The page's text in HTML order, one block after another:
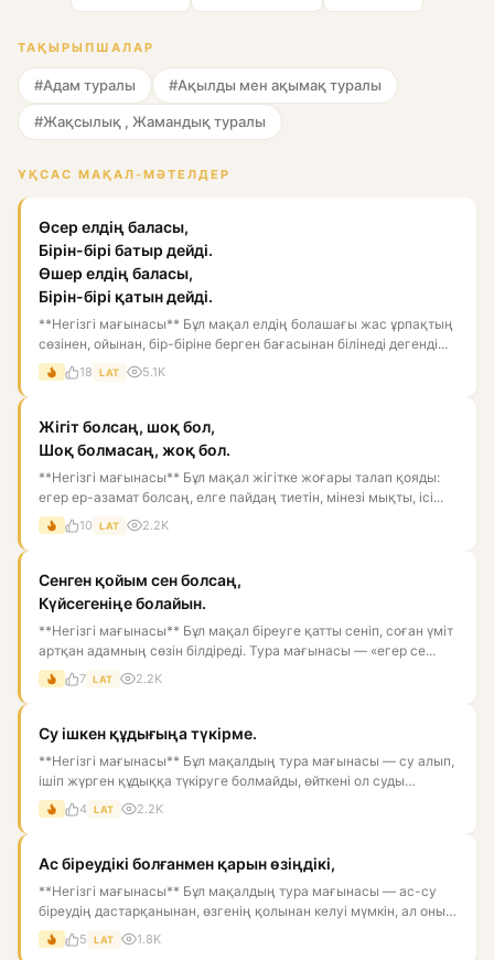
ТАҚЫРЫПШАЛАР
#Адам туралы #Ақылды мен ақымақ туралы
#Жақсылық , Жамандық туралы
ҰҚСАС МАҚАЛ-МӘТЕЛДЕР
Өсер елдің баласы,
Бірін-бірі батыр дейді.
Өшер елдің баласы,
Бірін-бірі қатын дейді.
**Негізгі мағынасы** Бұл мақал елдің болашағы жас ұрпақтың
сөзінен, ойынан, бір-біріне берген бағасынан білінеді дегенді...
18 LAT 5.1K
Жігіт болсаң, шоқ бол,
Шоқ болмасаң, жоқ бол.
**Негізгі мағынасы** Бұл мақал жігітке жоғары талап қояды:
егер ер-азамат болсаң, елге пайдаң тиетін, мінезі мықты, ісі...
10 LAT 2.2K
Сенген қойым сен болсаң,
Күйсегеніңе болайын.
**Негізгі мағынасы** Бұл мақал біреуге қатты сеніп, соған үміт
артқан адамның сөзін білдіреді. Тура мағынасы — «егер се...
7 LAT 2.2K
Су ішкен құдығыңа түкірме.
**Негізгі мағынасы** Бұл мақалдың тура мағынасы — су алып,
ішіп жүрген құдыққа түкіруге болмайды, өйткені ол суды
ластай...
4 LAT 2.2K
Ас біреудікі болғанмен қарын өзіңдікі,
**Негізгі мағынасы** Бұл мақалдың тура мағынасы — ас-су
біреудің дастарқанынан, өзгенің қолынан келуі мүмкін, ал оны
қор...
5 LAT 1.8K